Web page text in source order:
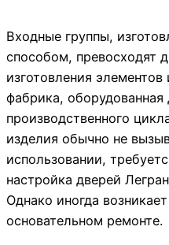
Входные группы,
способом, превосходят
изготовления
фабрика, оборудованная
производственного
изделия обычно не
использовании,
настройка дверей
Однако иногда
основательном ремонте.